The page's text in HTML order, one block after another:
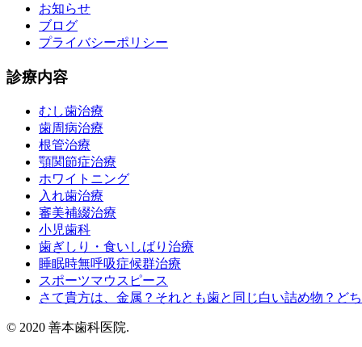
お知らせ
ブログ
プライバシーポリシー
診療内容
むし歯治療
歯周病治療
根管治療
顎関節症治療
ホワイトニング
入れ歯治療
審美補綴治療
小児歯科
歯ぎしり・食いしばり治療
睡眠時無呼吸症候群治療
スポーツマウスピース
さて貴方は、金属？それとも歯と同じ白い詰め物？ど
© 2020 善本歯科医院.